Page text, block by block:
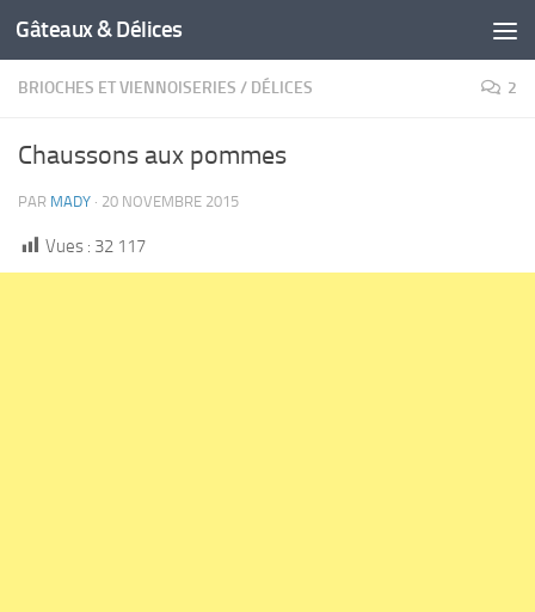
Gâteaux & Délices
BRIOCHES ET VIENNOISERIES / DÉLICES 2
Chaussons aux pommes
PAR MADY · 20 NOVEMBRE 2015
Vues : 32 117